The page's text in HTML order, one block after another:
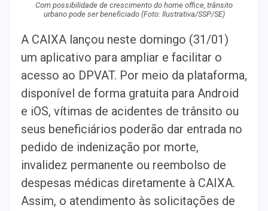
Com possibilidade de crescimento do home office, trânsito
urbano pode ser beneficiado (Foto: Ilustrativa/SSP/SE)
A CAIXA lançou neste domingo (31/01)
um aplicativo para ampliar e facilitar o
acesso ao DPVAT. Por meio da plataforma,
disponível de forma gratuita para Android
e iOS, vítimas de acidentes de trânsito ou
seus beneficiários poderão dar entrada no
pedido de indenização por morte,
invalidez permanente ou reembolso de
despesas médicas diretamente à CAIXA.
Assim, o atendimento às solicitações de